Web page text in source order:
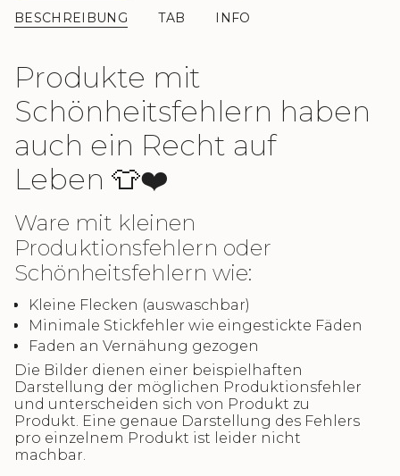
BESCHREIBUNG TAB INFO
Produkte mit
Schönheitsfehlern haben
auch ein Recht auf
Leben 👕❤️
Ware mit kleinen
Produktionsfehlern oder
Schönheitsfehlern wie:
Kleine Flecken (auswaschbar)
Minimale Stickfehler wie eingestickte Fäden
Faden an Vernähung gezogen
Die Bilder dienen einer beispielhaften
Darstellung der möglichen Produktionsfehler
und unterscheiden sich von Produkt zu
Produkt. Eine genaue Darstellung des Fehlers
pro einzelnem Produkt ist leider nicht
machbar.